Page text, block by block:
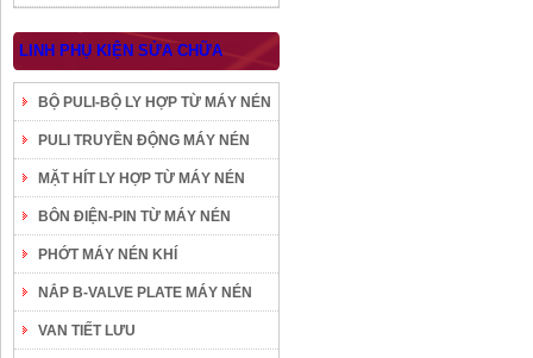
LINH PHỤ KIỆN SỬA CHỮA
BỘ PULI-BỘ LY HỢP TỪ MÁY NÉN
PULI TRUYỀN ĐỘNG MÁY NÉN
MẶT HÍT LY HỢP TỪ MÁY NÉN
BÔN ĐIỆN-PIN TỪ MÁY NÉN
PHỚT MÁY NÉN KHÍ
NẮP B-VALVE PLATE MÁY NÉN
VAN TIẾT LƯU